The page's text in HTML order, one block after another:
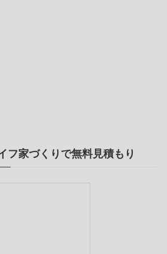
フ家づくりで無料見積もり